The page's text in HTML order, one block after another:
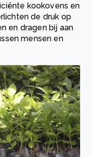
kookovens en
de druk op
en dragen bij aan
mensen en